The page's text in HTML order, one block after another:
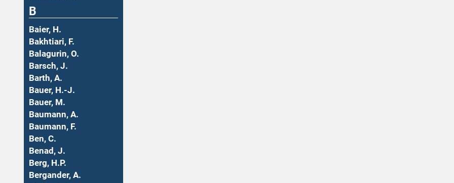
B
Baier, H.
Bakhtiari, F.
Balagurin, O.
Barsch, J.
Barth, A.
Bauer, H.-J.
Bauer, M.
Baumann, A.
Baumann, F.
Ben, C.
Benad, J.
Berg, H.P.
Bergander, A.